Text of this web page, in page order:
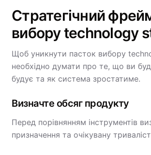
Стратегічний
вибору technology
Щоб уникнути пасток вибору
необхідно думати про те, що ви
будує та як система зростатиме.
Визначте обсяг продукту
Перед порівнянням інструментів
призначення та очікувану